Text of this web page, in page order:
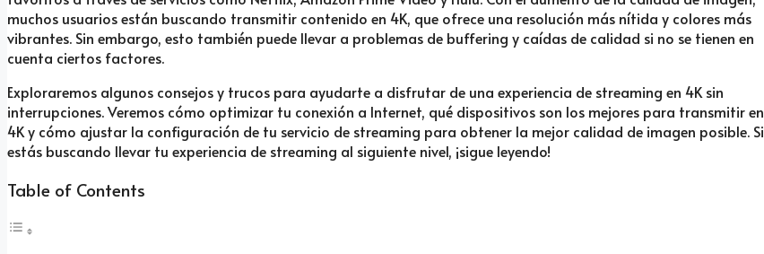
muchos usuarios están buscando transmitir contenido en 4K, que ofrece una resolución más nítida y colores más
vibrantes. Sin embargo, esto también puede llevar a problemas de buffering y caídas de calidad si no se tienen en
cuenta ciertos factores.
Exploraremos algunos consejos y trucos para ayudarte a disfrutar de una experiencia de streaming en 4K sin
interrupciones. Veremos cómo optimizar tu conexión a Internet, qué dispositivos son los mejores para transmitir en
4K y cómo ajustar la configuración de tu servicio de streaming para obtener la mejor calidad de imagen posible. Si
estás buscando llevar tu experiencia de streaming al siguiente nivel, ¡sigue leyendo!
Table of Contents